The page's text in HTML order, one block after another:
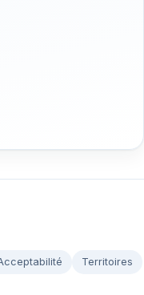
Territoires